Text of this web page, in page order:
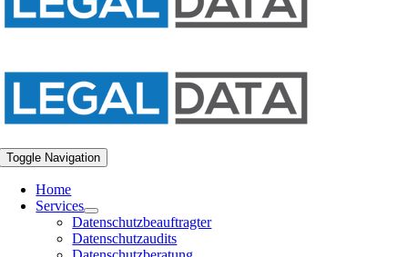
Toggle Navigation
Home
Services
Datenschutzbeauftragter
Datenschutzaudits